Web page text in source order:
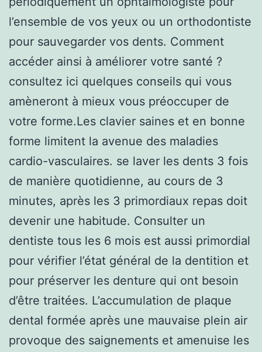
l’ensemble de vos yeux ou un orthodontiste
pour sauvegarder vos dents. Comment
accéder ainsi à améliorer votre santé ?
consultez ici quelques conseils qui vous
amèneront à mieux vous préoccuper de
votre forme.Les clavier saines et en bonne
forme limitent la avenue des maladies
cardio-vasculaires. se laver les dents 3 fois
de manière quotidienne, au cours de 3
minutes, après les 3 primordiaux repas doit
devenir une habitude. Consulter un
dentiste tous les 6 mois est aussi primordial
pour vérifier l’état général de la dentition et
pour préserver les denture qui ont besoin
d’être traitées. L’accumulation de plaque
dental formée après une mauvaise plein air
provoque des saignements et amenuise les